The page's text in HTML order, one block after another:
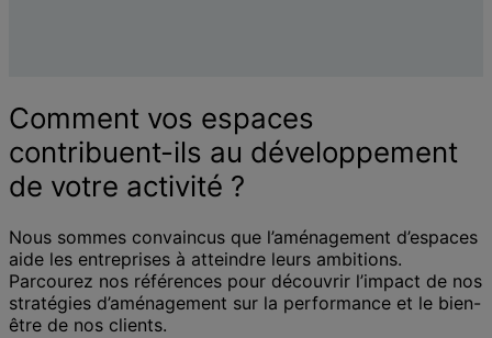
Comment vos espaces
contribuent-ils au développement
de votre activité ?
Nous sommes convaincus que l’aménagement d’espaces
aide les entreprises à atteindre leurs ambitions.
Parcourez nos références pour découvrir l’impact de nos
stratégies d’aménagement sur la performance et le bien-
être de nos clients.